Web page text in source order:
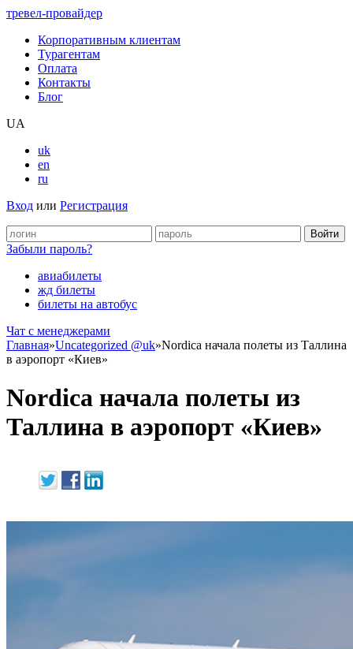
тревел-провайдер
Корпоративным клиентам
Турагентам
Оплата
Контакты
Блог
UA
uk
en
ru
Вход или Регистрация
Забыли пароль?
авиабилеты
жд билеты
билеты на автобус
Чат c менеджерами
Главная»Uncategorized @uk»Nordica начала полеты из Таллина
в аэропорт «Киев»
Nordica начала полеты из
Таллина в аэропорт «Киев»